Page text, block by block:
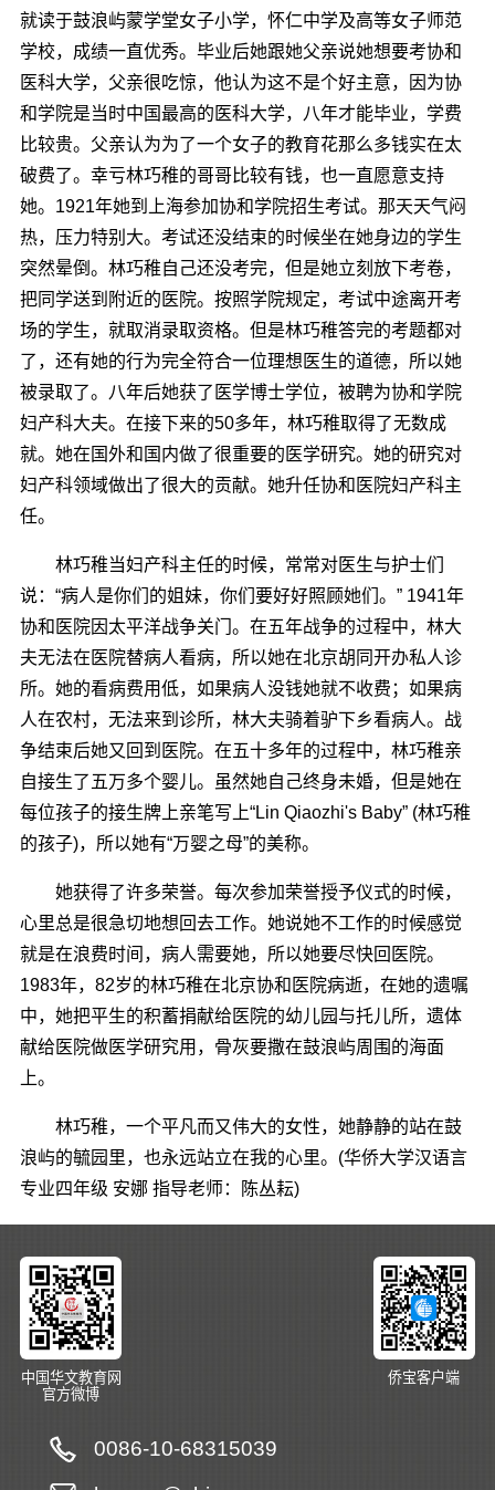
就读于鼓浪屿蒙学堂女子小学，怀仁中学及高等女子师范
学校，成绩一直优秀。毕业后她跟她父亲说她想要考协和
医科大学，父亲很吃惊，他认为这不是个好主意，因为协
和学院是当时中国最高的医科大学，八年才能毕业，学费
比较贵。父亲认为为了一个女子的教育花那么多钱实在太
破费了。幸亏林巧稚的哥哥比较有钱，也一直愿意支持
她。1921年她到上海参加协和学院招生考试。那天天气闷
热，压力特别大。考试还没结束的时候坐在她身边的学生
突然晕倒。林巧稚自己还没考完，但是她立刻放下考卷，
把同学送到附近的医院。按照学院规定，考试中途离开考
场的学生，就取消录取资格。但是林巧稚答完的考题都对
了，还有她的行为完全符合一位理想医生的道德，所以她
被录取了。八年后她获了医学博士学位，被聘为协和学院
妇产科大夫。在接下来的50多年，林巧稚取得了无数成
就。她在国外和国内做了很重要的医学研究。她的研究对
妇产科领域做出了很大的贡献。她升任协和医院妇产科主
任。
林巧稚当妇产科主任的时候，常常对医生与护士们
说：“病人是你们的姐妹，你们要好好照顾她们。” 1941年
协和医院因太平洋战争关门。在五年战争的过程中，林大
夫无法在医院替病人看病，所以她在北京胡同开办私人诊
所。她的看病费用低，如果病人没钱她就不收费；如果病
人在农村，无法来到诊所，林大夫骑着驴下乡看病人。战
争结束后她又回到医院。在五十多年的过程中，林巧稚亲
自接生了五万多个婴儿。虽然她自己终身未婚，但是她在
每位孩子的接生牌上亲笔写上“Lin Qiaozhi's Baby” (林巧稚
的孩子)，所以她有“万婴之母”的美称。
她获得了许多荣誉。每次参加荣誉授予仪式的时候，
心里总是很急切地想回去工作。她说她不工作的时候感觉
就是在浪费时间，病人需要她，所以她要尽快回医院。
1983年，82岁的林巧稚在北京协和医院病逝，在她的遗嘱
中，她把平生的积蓄捐献给医院的幼儿园与托儿所，遗体
献给医院做医学研究用，骨灰要撒在鼓浪屿周围的海面
上。
林巧稚，一个平凡而又伟大的女性，她静静的站在鼓
浪屿的毓园里，也永远站立在我的心里。(华侨大学汉语言
专业四年级 安娜 指导老师：陈丛耘)
中国华文教育网
官方微博
侨宝客户端
0086-10-68315039